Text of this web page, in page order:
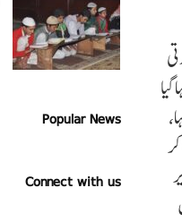
Popular News
Connect with us